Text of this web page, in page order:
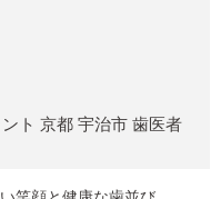
ト 京都 宇治市 歯医者